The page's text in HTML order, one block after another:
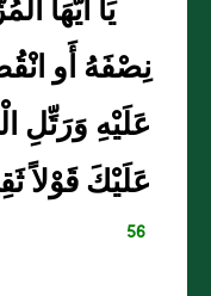
يَا أَيُّهَا
نِصْفَهُ أَو
عَلَيْهِ وَرَتِّلِ
عَلَيْكَ قَوْلاً
56